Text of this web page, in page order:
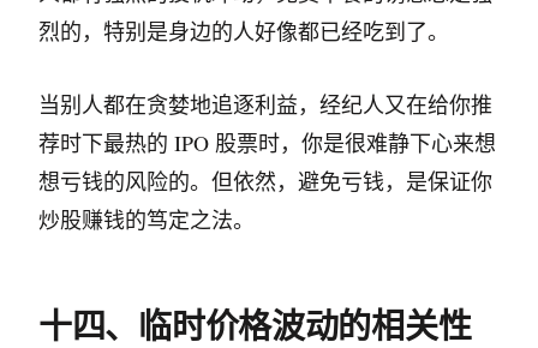
烈的，特别是身边的人好像都已经吃到了。
当别人都在贪婪地追逐利益，经纪人又在给你推
荐时下最热的 IPO 股票时，你是很难静下心来想
想亏钱的风险的。但依然，避免亏钱，是保证你
炒股赚钱的笃定之法。
十四、临时价格波动的相关性